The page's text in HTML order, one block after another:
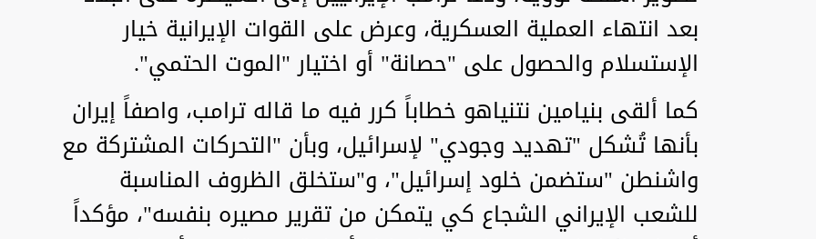
بعد انتهاء العملية العسكرية، وعرض على القوات الإيرانية خيار
الإستسلام والحصول على "حصانة" أو اختيار "الموت الحتمي".
كما ألقى بنيامين نتنياهو خطاباً كرر فيه ما قاله ترامب، واصفاً إيران
بأنها تُشكل "تهديد وجودي" لإسرائيل، وبأن "التحركات المشتركة مع
واشنطن "ستضمن خلود إسرائيل"، و"ستخلق الظروف المناسبة
للشعب الإيراني الشجاع كي يتمكن من تقرير مصيره بنفسه"، مؤكداً